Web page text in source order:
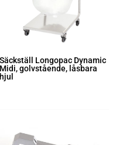
Säckställ Longopac Dynamic
Midi, golvstående, låsbara
hjul